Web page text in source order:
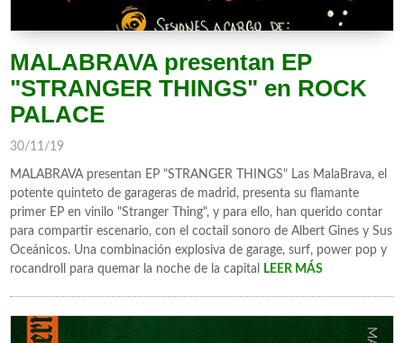
MALABRAVA presentan EP
"STRANGER THINGS" en ROCK
PALACE
30/11/19
MALABRAVA presentan EP "STRANGER THINGS" Las MalaBrava, el
potente quinteto de garageras de madrid, presenta su flamante
primer EP en vinilo "Stranger Thing", y para ello, han querido contar
para compartir escenario, con el coctail sonoro de Albert Gines y Sus
Oceánicos. Una combinación explosiva de garage, surf, power pop y
rocandroll para quemar la noche de la capital
LEER MÁS